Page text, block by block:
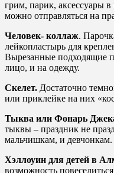
грим, парик, аксессуары
можно отправляться на
Человек- коллаж.
лейкопластырь для
Вырезанные подходящие
лицо, и на одежду.
Скелет. Достаточно
или приклейке на них
Тыква или Фонарь
тыквы – праздник не
мальчишкам, и девчонкам.
Хэллоуин для детей в
возможность